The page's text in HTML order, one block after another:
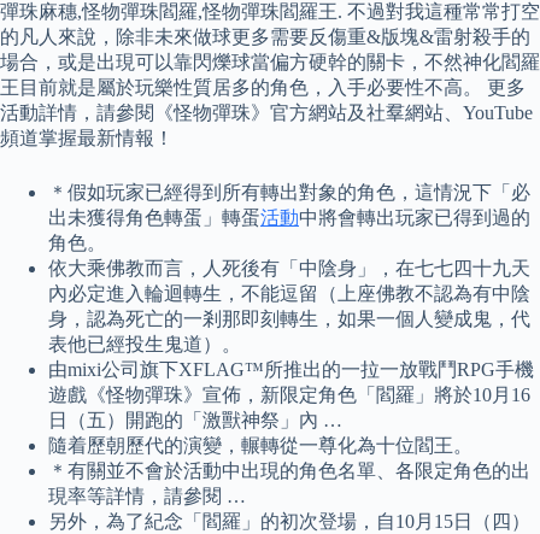
彈珠麻穗,怪物彈珠閻羅,怪物彈珠閻羅王. 不過對我這種常常打空
的凡人來說，除非未來做球更多需要反傷重&版塊&雷射殺手的
場合，或是出現可以靠閃爍球當偏方硬幹的關卡，不然神化閻羅
王目前就是屬於玩樂性質居多的角色，入手必要性不高。 更多
活動詳情，請參閱《怪物彈珠》官方網站及社羣網站、YouTube
頻道掌握最新情報！
＊假如玩家已經得到所有轉出對象的角色，這情況下「必
出未獲得角色轉蛋」轉蛋活動中將會轉出玩家已得到過的
角色。
依大乘佛教而言，人死後有「中陰身」，在七七四十九天
內必定進入輪迴轉生，不能逗留（上座佛教不認為有中陰
身，認為死亡的一剎那即刻轉生，如果一個人變成鬼，代
表他已經投生鬼道）。
由mixi公司旗下XFLAG™所推出的一拉一放戰鬥RPG手機
遊戲《怪物彈珠》宣佈，新限定角色「閻羅」將於10月16
日（五）開跑的「激獸神祭」內 …
隨着歷朝歷代的演變，輾轉從一尊化為十位閻王。
＊有關並不會於活動中出現的角色名單、各限定角色的出
現率等詳情，請參閱 …
另外，為了紀念「閻羅」的初次登場，自10月15日（四）